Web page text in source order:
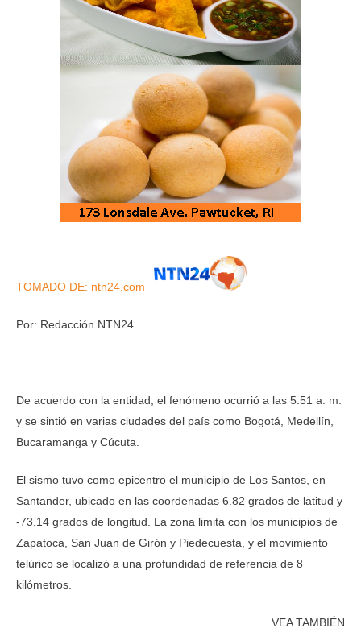
TOMADO DE: ntn24.com
Por: Redacción NTN24.
De acuerdo con la entidad, el fenómeno ocurrió a las 5:51 a. m.
y se sintió en varias ciudades del país como Bogotá, Medellín,
Bucaramanga y Cúcuta.
El sismo tuvo como epicentro el municipio de Los Santos, en
Santander, ubicado en las coordenadas 6.82 grados de latitud y
-73.14 grados de longitud. La zona limita con los municipios de
Zapatoca, San Juan de Girón y Piedecuesta, y el movimiento
telúrico se localizó a una profundidad de referencia de 8
kilómetros.
VEA TAMBIÉN